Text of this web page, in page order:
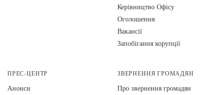
Керівництво Офісу
Оголошення
Вакансії
Запобігання корупції
ПРЕС-ЦЕНТР
Анонси
ЗВЕРНЕННЯ ГРОМАДЯН
Про звернення громадян